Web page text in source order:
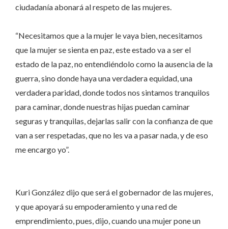
ciudadanía abonará al respeto de las mujeres.
“Necesitamos que a la mujer le vaya bien, necesitamos
que la mujer se sienta en paz, este estado va a ser el
estado de la paz, no entendiéndolo como la ausencia de la
guerra, sino donde haya una verdadera equidad, una
verdadera paridad, donde todos nos sintamos tranquilos
para caminar, donde nuestras hijas puedan caminar
seguras y tranquilas, dejarlas salir con la confianza de que
van a ser respetadas, que no les va a pasar nada, y de eso
me encargo yo”.
Kuri González dijo que será el gobernador de las mujeres,
y que apoyará su empoderamiento y una red de
emprendimiento, pues, dijo, cuando una mujer pone un